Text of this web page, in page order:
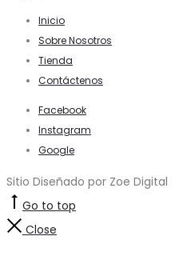
Inicio
Sobre Nosotros
Tienda
Contáctenos
Facebook
Instagram
Google
Sitio Diseñado por Zoe Digital
Go to top
Close